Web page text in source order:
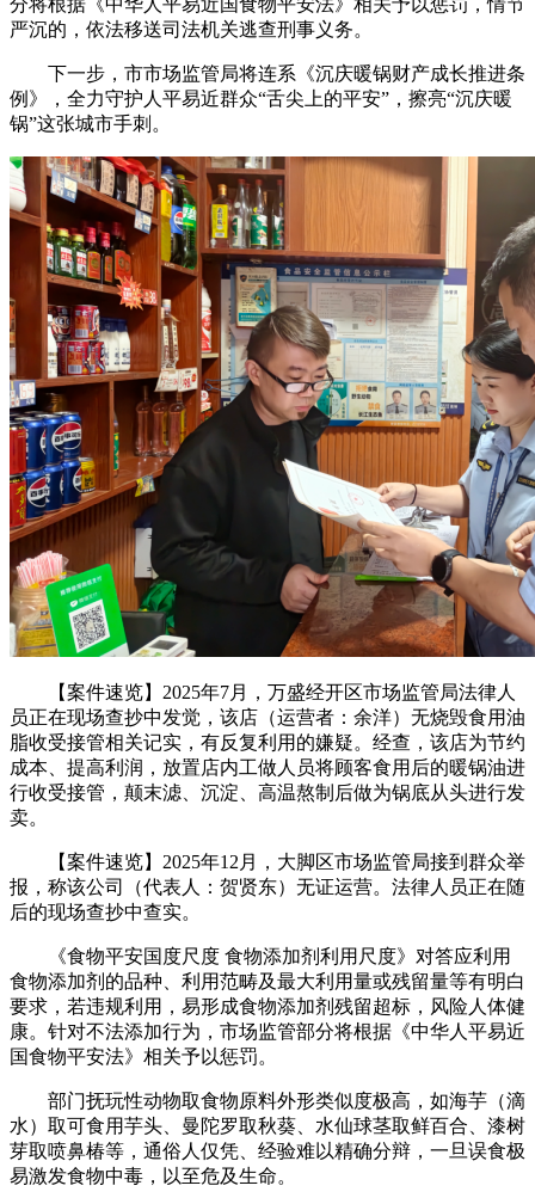
分将根据《中华人平易近国食物平安法》相关予以惩罚，情节
严沉的，依法移送司法机关逃查刑事义务。
下一步，市市场监管局将连系《沉庆暖锅财产成长推进条
例》，全力守护人平易近群众“舌尖上的平安”，擦亮“沉庆暖
锅”这张城市手刺。
【案件速览】2025年7月，万盛经开区市场监管局法律人
员正在现场查抄中发觉，该店（运营者：余洋）无烧毁食用油
脂收受接管相关记实，有反复利用的嫌疑。经查，该店为节约
成本、提高利润，放置店内工做人员将顾客食用后的暖锅油进
行收受接管，颠末滤、沉淀、高温熬制后做为锅底从头进行发
卖。
【案件速览】2025年12月，大脚区市场监管局接到群众举
报，称该公司（代表人：贺贤东）无证运营。法律人员正在随
后的现场查抄中查实。
《食物平安国度尺度 食物添加剂利用尺度》对答应利用
食物添加剂的品种、利用范畴及最大利用量或残留量等有明白
要求，若违规利用，易形成食物添加剂残留超标，风险人体健
康。针对不法添加行为，市场监管部分将根据《中华人平易近
国食物平安法》相关予以惩罚。
部门抚玩性动物取食物原料外形类似度极高，如海芋（滴
水）取可食用芋头、曼陀罗取秋葵、水仙球茎取鲜百合、漆树
芽取喷鼻椿等，通俗人仅凭、经验难以精确分辩，一旦误食极
易激发食物中毒，以至危及生命。